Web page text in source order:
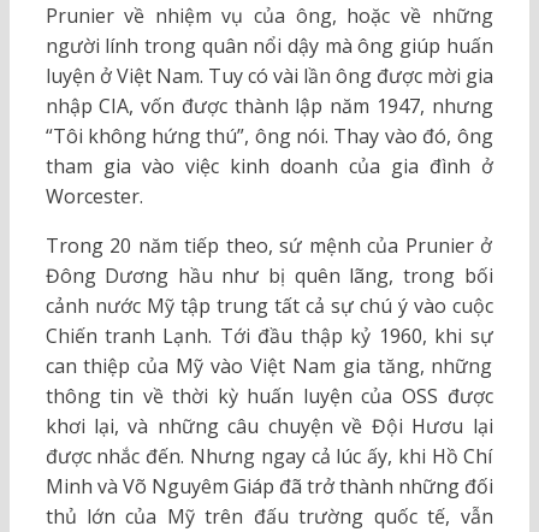
Prunier về nhiệm vụ của ông, hoặc về những
người lính trong quân nổi dậy mà ông giúp huấn
luyện ở Việt Nam. Tuy có vài lần ông được mời gia
nhập CIA, vốn được thành lập năm 1947, nhưng
“Tôi không hứng thú”, ông nói. Thay vào đó, ông
tham gia vào việc kinh doanh của gia đình ở
Worcester.
Trong 20 năm tiếp theo, sứ mệnh của Prunier ở
Đông Dương hầu như bị quên lãng, trong bối
cảnh nước Mỹ tập trung tất cả sự chú ý vào cuộc
Chiến tranh Lạnh. Tới đầu thập kỷ 1960, khi sự
can thiệp của Mỹ vào Việt Nam gia tăng, những
thông tin về thời kỳ huấn luyện của OSS được
khơi lại, và những câu chuyện về Đội Hươu lại
được nhắc đến. Nhưng ngay cả lúc ấy, khi Hồ Chí
Minh và Võ Nguyêm Giáp đã trở thành những đối
thủ lớn của Mỹ trên đấu trường quốc tế, vẫn